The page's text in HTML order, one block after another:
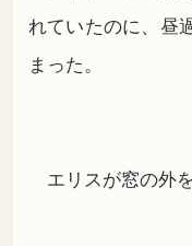
れていたのに、昼
まった。
エリスが窓の外